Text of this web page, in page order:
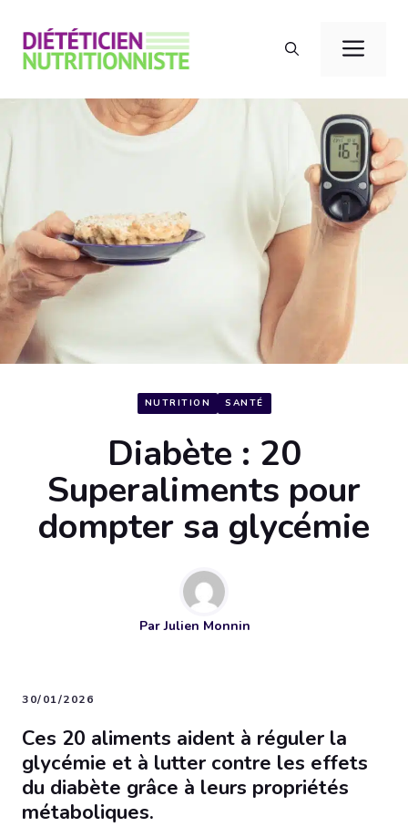
contenu
NUTRITION SANTÉ
Diabète : 20
Superaliments pour
dompter sa glycémie
ParJulien Monnin
30/01/2026
Ces 20 aliments aident à réguler la
glycémie et à lutter contre les effets
du diabète grâce à leurs propriétés
métaboliques.